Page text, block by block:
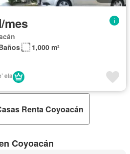
mes
1,000 m²
ela
Renta Coyoacán
Coyoacán